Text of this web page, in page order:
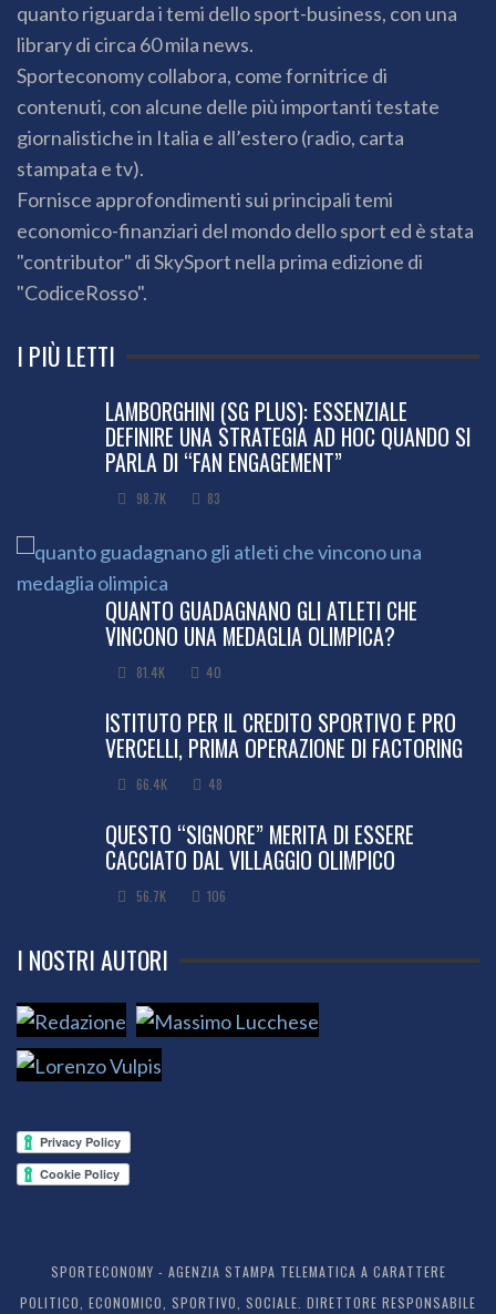
quanto riguarda i temi dello sport-business, con una
library di circa 60 mila news.
Sporteconomy collabora, come fornitrice di
contenuti, con alcune delle più importanti testate
giornalistiche in Italia e all’estero (radio, carta
stampata e tv).
Fornisce approfondimenti sui principali temi
economico-finanziari del mondo dello sport ed è stata
"contributor" di SkySport nella prima edizione di
"CodiceRosso".
I PIÙ LETTI
LAMBORGHINI (SG PLUS): ESSENZIALE
DEFINIRE UNA STRATEGIA AD HOC QUANDO SI
PARLA DI “FAN ENGAGEMENT”
98.7K 83
QUANTO GUADAGNANO GLI ATLETI CHE
VINCONO UNA MEDAGLIA OLIMPICA?
81.4K 40
ISTITUTO PER IL CREDITO SPORTIVO E PRO
VERCELLI, PRIMA OPERAZIONE DI FACTORING
66.4K 48
QUESTO “SIGNORE” MERITA DI ESSERE
CACCIATO DAL VILLAGGIO OLIMPICO
56.7K 106
I NOSTRI AUTORI
SPORTECONOMY - AGENZIA STAMPA TELEMATICA A CARATTERE
POLITICO, ECONOMICO, SPORTIVO, SOCIALE. DIRETTORE RESPONSABILE